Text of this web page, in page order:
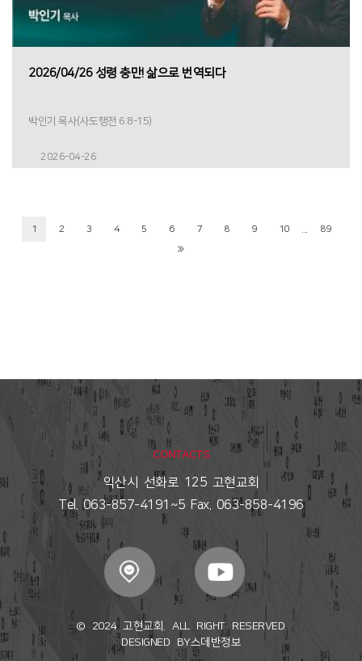
2026/04/26 성령 충만! 삶으로 번역되다
박인기 목사(사도행전 6:8-15)
2026-04-26
1 2 3 4 5 6 7 8 9 10 89
CONTACTS
익산시 선화로 125 고현교회
Tel. 063-857-4191~5 Fax. 063-858-4196
© 2024 고현교회. ALL RIGHT RESERVED.
DESIGNED BY스데반정보